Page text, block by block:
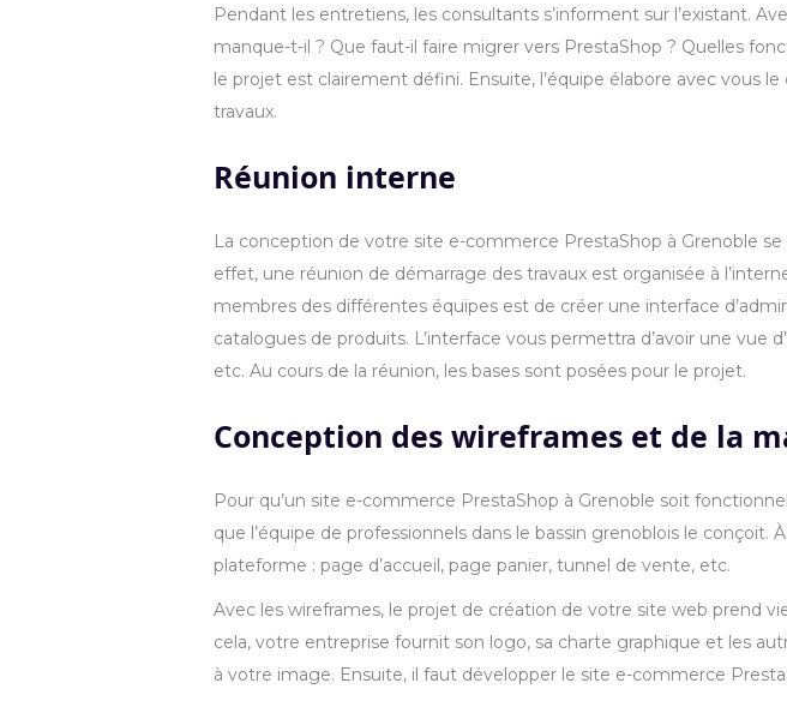
Pendant les entretiens, les consultants s’informent sur l’existant.
manque-t-il ? Que faut-il faire migrer vers PrestaShop ? Quelles
le projet est clairement défini. Ensuite, l’équipe élabore avec vous
travaux.
Réunion interne
La conception de votre site e-commerce PrestaShop à Grenoble
effet, une réunion de démarrage des travaux est organisée à
membres des différentes équipes est de créer une interface
catalogues de produits. L’interface vous permettra d’avoir une vue
etc. Au cours de la réunion, les bases sont posées pour le projet.
Conception des wireframes et de la
Pour qu’un site e-commerce PrestaShop à Grenoble soit
que l’équipe de professionnels dans le bassin grenoblois le
plateforme : page d’accueil, page panier, tunnel de vente, etc.
Avec les wireframes, le projet de création de votre site web prend
cela, votre entreprise fournit son logo, sa charte graphique et les
à votre image. Ensuite, il faut développer le site e-commerce